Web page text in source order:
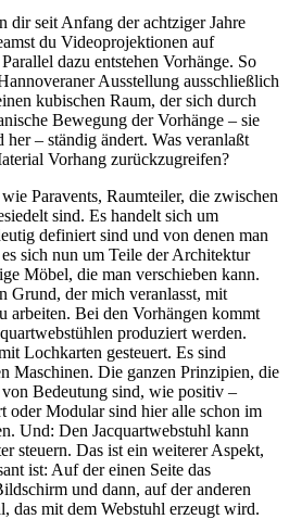
seit Anfang der achtziger Jahre
du Videoprojektionen auf
dazu entstehen Vorhänge. So
Ausstellung ausschließlich
kubischen Raum, der sich durch
Bewegung der Vorhänge – sie
– ständig ändert. Was veranlaßt
Vorhang zurückzugreifen?
Paravents, Raumteiler, die zwischen
sind. Es handelt sich um
definiert sind und von denen man
sich nun um Teile der Architektur
Möbel, die man verschieben kann.
Grund, der mich veranlasst, mit
arbeiten. Bei den Vorhängen kommt
produziert werden.
Lochkarten gesteuert. Es sind
Maschinen. Die ganzen Prinzipien, die
Bedeutung sind, wie positiv –
oder Modular sind hier alle schon im
Und: Den Jacquartwebstuhl kann
steuern. Das ist ein weiterer Aspekt,
ist: Auf der einen Seite das
und dann, auf der anderen
das mit dem Webstuhl erzeugt wird.